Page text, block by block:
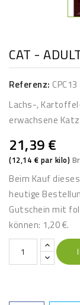
CAT -
Referenz: CPC13
Lachs-,
erwachsene
21,39 €
(12,14 € par kilo)
Beim Kauf
heutige
Gutschein mit
können: 1,20 €.